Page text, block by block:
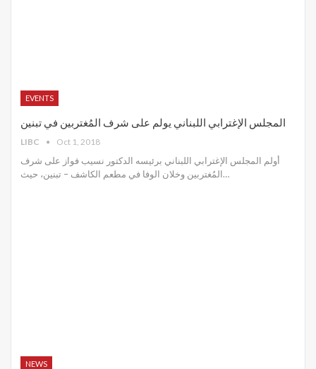
EVENTS
المجلس الإغترابي اللبناني يولم على شرف المُغتربين في تبنين
LIBC Oct 1, 2018
أولم المجلس الإغترابي اللبناني برئيسه الدكتور نسيب فواز على شرف
المُغتربين وخلان الوفا في مطعم الكاشف – تبنين، حيث…
NEWS